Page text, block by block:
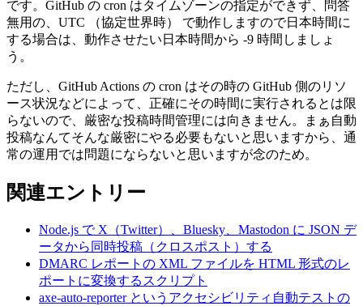
です。GitHub の cron はタイムゾーンの指定ができず、問答
無用の、UTC （協定世界時） で動作しますので日本時間に
する場合は、動作させたい日本時間から -9 時間しましょ
う。
ただし、GitHub Actions の cron はその時の GitHub 側のリソ
ース状況などによって、正確にその時間に実行されるとは限
らないので、厳密な投稿時間管理には向きません。まぁ自動
投稿なんてそんな厳密にやる必要もないと思いますから、通
常の運用では問題にならないと思いますが念のため。
関連エントリー
Node.js で X（Twitter）、Bluesky、Mastodon に JSON デ
ータから同時投稿（クロスポスト）する
DMARC レポートの XML ファイルを HTML 形式のレ
ポートに変換するスクリプト
axe-auto-reporter というアクセシビリティ自動テストの